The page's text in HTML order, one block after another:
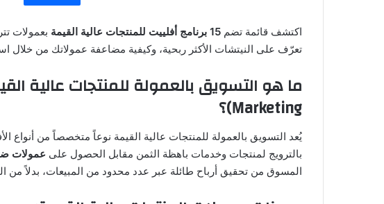
اكتشف قائمة تضم 15 برنامج أفلييت للمنتجات عالية القيمة بعمولات
تعرّف على النيتشات الأكثر ربحية، وكيفية مضاعفة عمولاتك من خلال
Marketing)؟
يُعد التسويق بالعمولة للمنتجات عالية القيمة نوعاً متخصصاً من أنواع
بالترويج لمنتجات وخدمات باهظة الثمن مقابل الحصول على عمولات
المسوق من تحقيق أرباح طائلة عبر عدد محدود من المبيعات، بدلاً من